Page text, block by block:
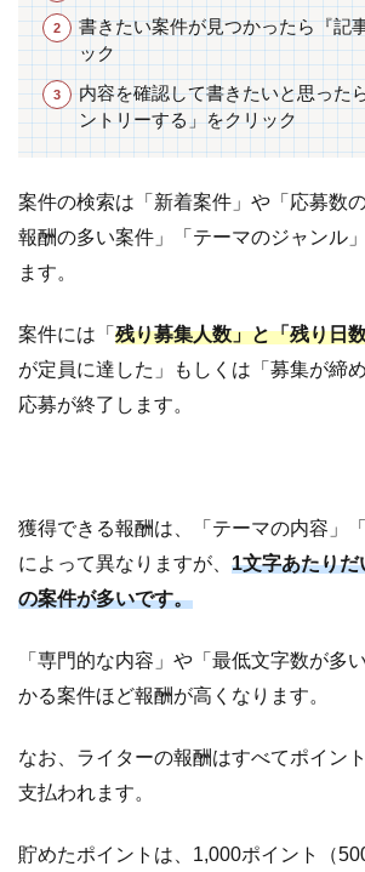
書きたい案件が見つかったら『記
ック
内容を確認して書きたいと思った
ントリーする」をクリック
案件の検索は「新着案件」や「応募数
報酬の多い案件」「テーマのジャンル
ます。
案件には「 残り募集人数」と「残り日
が定員に達した」もしくは「募集が締
応募が終了します。
獲得できる報酬は、「テーマの内容」
によって異なりますが、 1文字あたりだ
の案件が多いです。
「専門的な内容」や「最低文字数が多
かる案件ほど報酬が高くなります。
なお、ライターの報酬はすべてポイン
支払われます。
貯めたポイントは、1,000ポイント（